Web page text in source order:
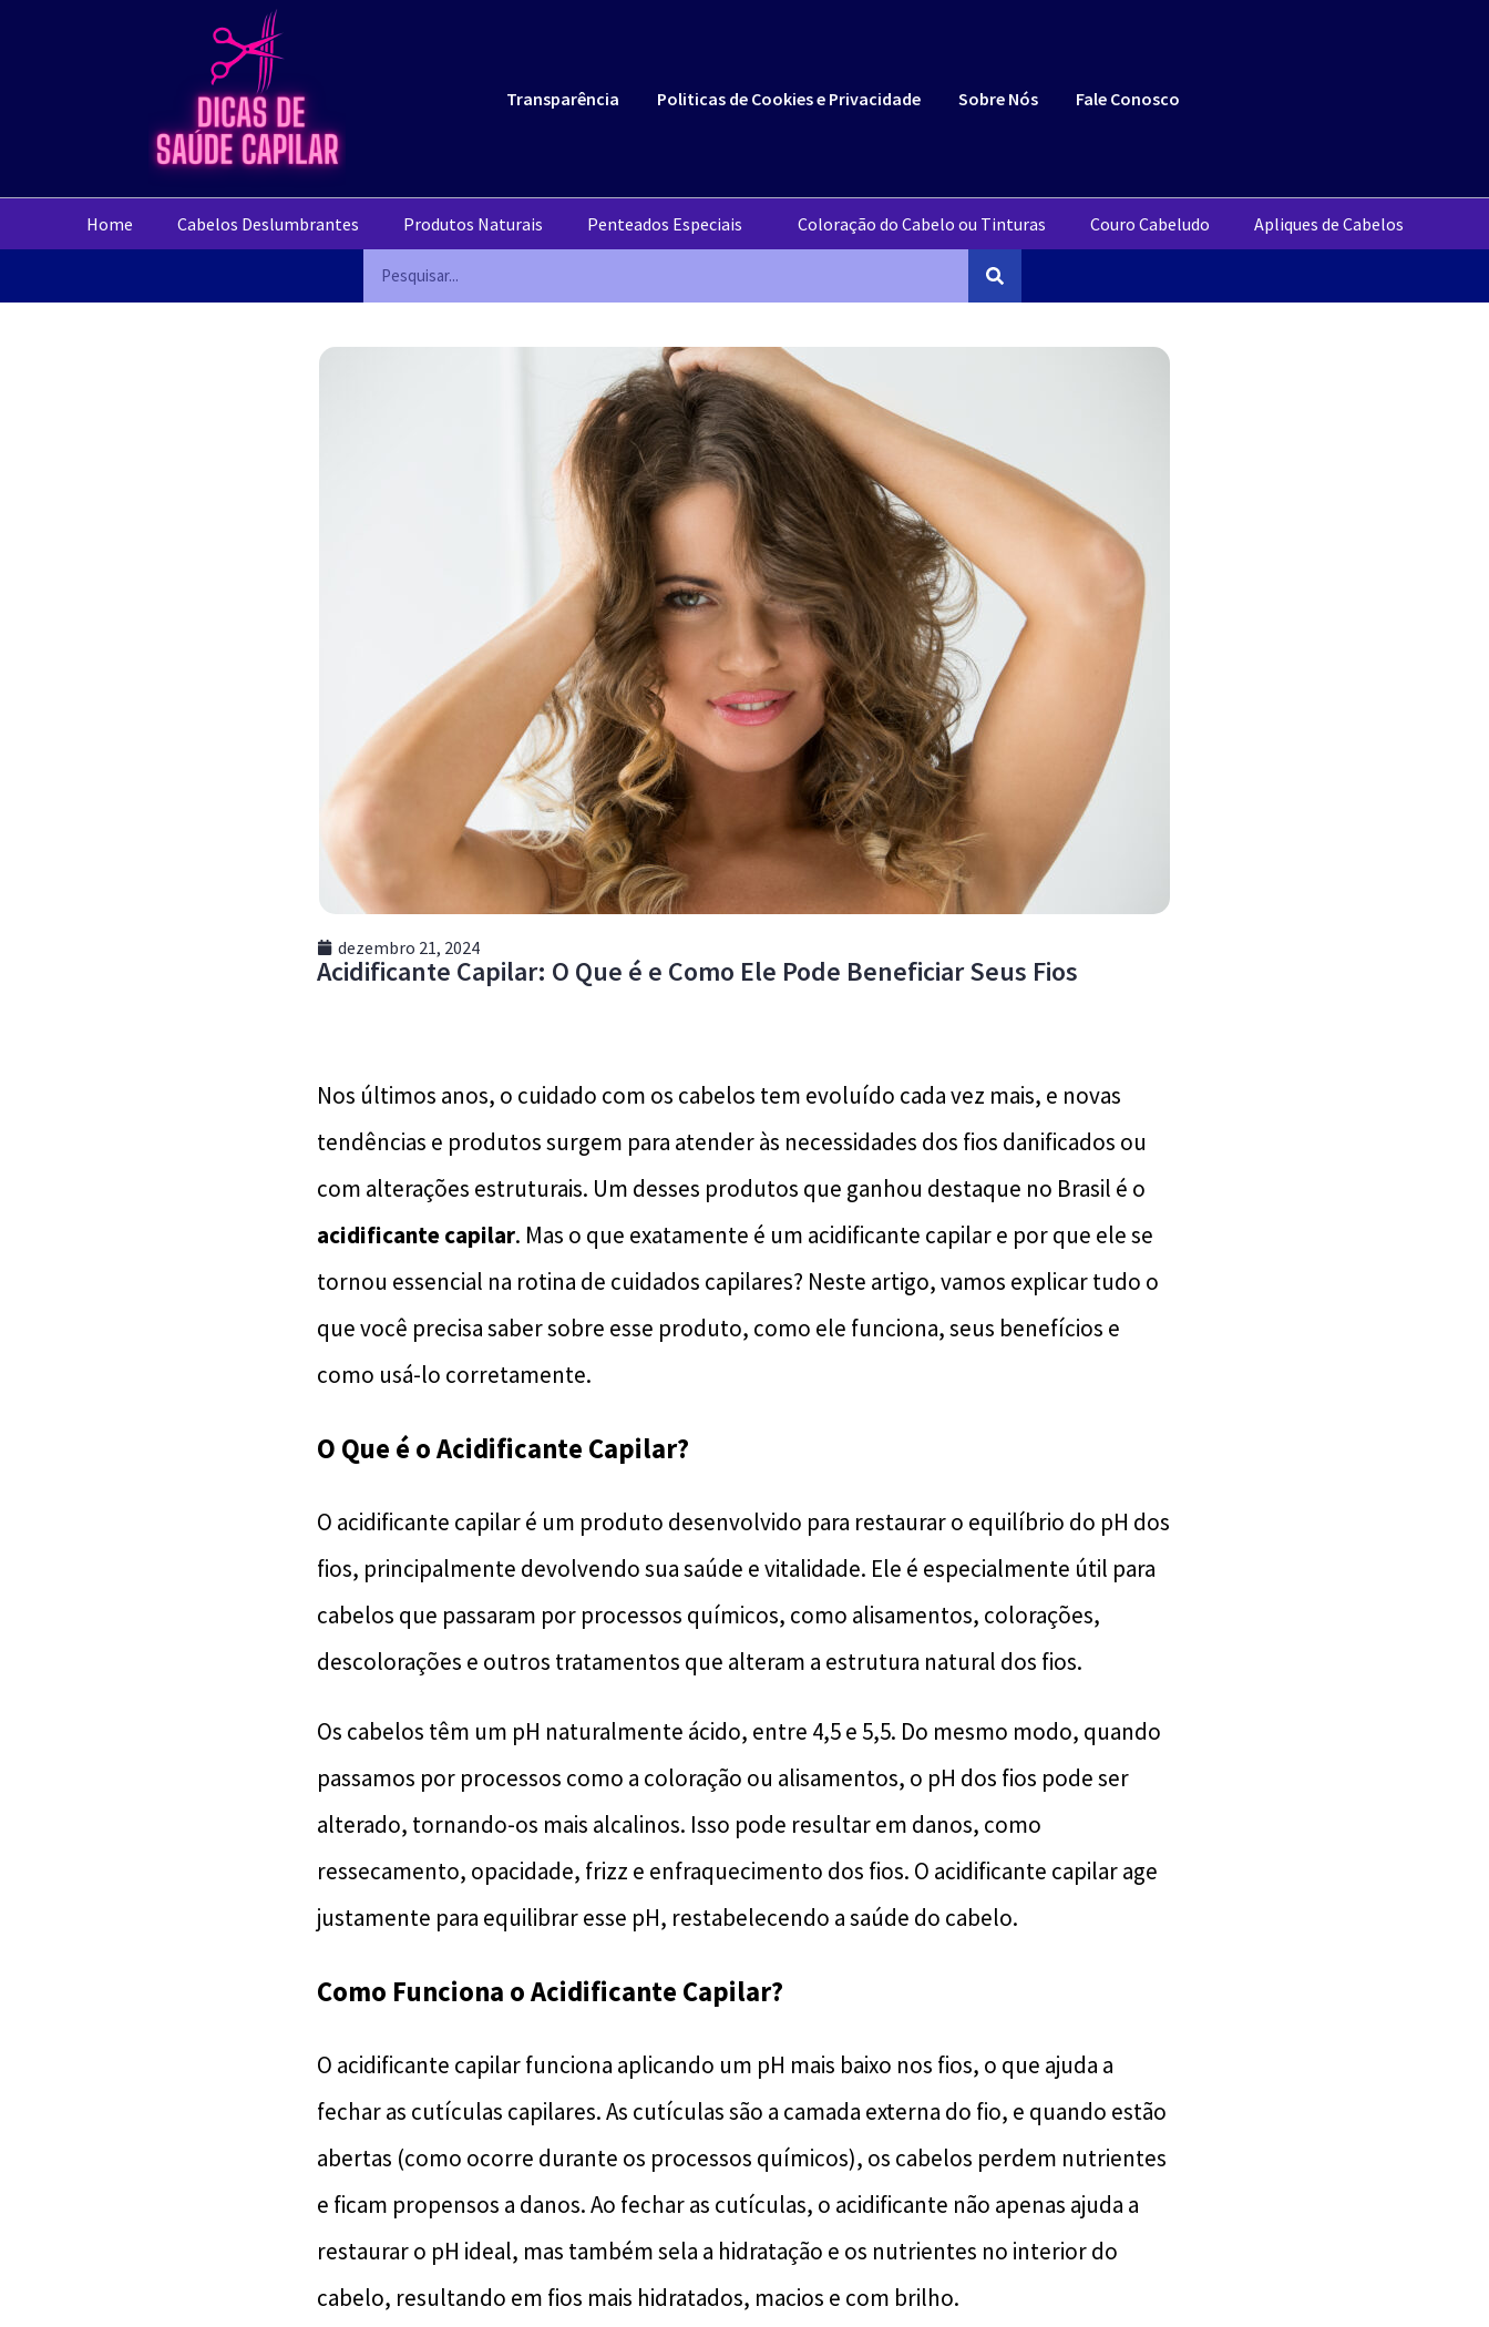
Transparência Politicas de Cookies e Privacidade Sobre Nós Fale Conosco
Home Cabelos Deslumbrantes Produtos Naturais Penteados Especiais Coloração do Cabelo ou Tinturas Couro Cabeludo Apliques de Cabelos
dezembro 21, 2024
Acidificante Capilar: O Que é e Como Ele Pode Beneficiar Seus Fios
Nos últimos anos, o cuidado com os cabelos tem evoluído cada vez mais, e novas
tendências e produtos surgem para atender às necessidades dos fios danificados ou
com alterações estruturais. Um desses produtos que ganhou destaque no Brasil é o
acidificante capilar. Mas o que exatamente é um acidificante capilar e por que ele se
tornou essencial na rotina de cuidados capilares? Neste artigo, vamos explicar tudo o
que você precisa saber sobre esse produto, como ele funciona, seus benefícios e
como usá-lo corretamente.
O Que é o Acidificante Capilar?
O acidificante capilar é um produto desenvolvido para restaurar o equilíbrio do pH dos
fios, principalmente devolvendo sua saúde e vitalidade. Ele é especialmente útil para
cabelos que passaram por processos químicos, como alisamentos, colorações,
descolorações e outros tratamentos que alteram a estrutura natural dos fios.
Os cabelos têm um pH naturalmente ácido, entre 4,5 e 5,5. Do mesmo modo, quando
passamos por processos como a coloração ou alisamentos, o pH dos fios pode ser
alterado, tornando-os mais alcalinos. Isso pode resultar em danos, como
ressecamento, opacidade, frizz e enfraquecimento dos fios. O acidificante capilar age
justamente para equilibrar esse pH, restabelecendo a saúde do cabelo.
Como Funciona o Acidificante Capilar?
O acidificante capilar funciona aplicando um pH mais baixo nos fios, o que ajuda a
fechar as cutículas capilares. As cutículas são a camada externa do fio, e quando estão
abertas (como ocorre durante os processos químicos), os cabelos perdem nutrientes
e ficam propensos a danos. Ao fechar as cutículas, o acidificante não apenas ajuda a
restaurar o pH ideal, mas também sela a hidratação e os nutrientes no interior do
cabelo, resultando em fios mais hidratados, macios e com brilho.